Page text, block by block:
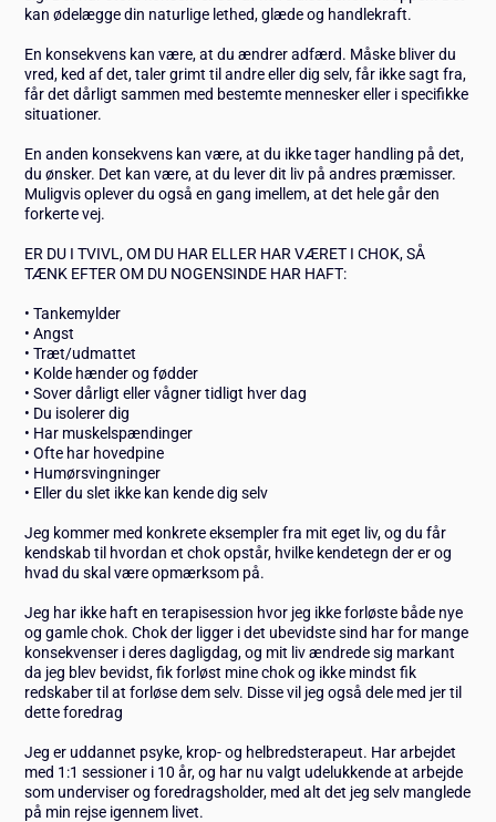
kan ødelægge din naturlige lethed, glæde og handlekraft.
En konsekvens kan være, at du ændrer adfærd. Måske bliver du
vred, ked af det, taler grimt til andre eller dig selv, får ikke sagt fra,
får det dårligt sammen med bestemte mennesker eller i specifikke
situationer.
En anden konsekvens kan være, at du ikke tager handling på det,
du ønsker. Det kan være, at du lever dit liv på andres præmisser.
Muligvis oplever du også en gang imellem, at det hele går den
forkerte vej.
ER DU I TVIVL, OM DU HAR ELLER HAR VÆRET I CHOK, SÅ
TÆNK EFTER OM DU NOGENSINDE HAR HAFT:
• Tankemylder
• Angst
• Træt/udmattet
• Kolde hænder og fødder
• Sover dårligt eller vågner tidligt hver dag
• Du isolerer dig
• Har muskelspændinger
• Ofte har hovedpine
• Humørsvingninger
• Eller du slet ikke kan kende dig selv
Jeg kommer med konkrete eksempler fra mit eget liv, og du får
kendskab til hvordan et chok opstår, hvilke kendetegn der er og
hvad du skal være opmærksom på.
Jeg har ikke haft en terapisession hvor jeg ikke forløste både nye
og gamle chok. Chok der ligger i det ubevidste sind har for mange
konsekvenser i deres dagligdag, og mit liv ændrede sig markant
da jeg blev bevidst, fik forløst mine chok og ikke mindst fik
redskaber til at forløse dem selv. Disse vil jeg også dele med jer til
dette foredrag
Jeg er uddannet psyke, krop- og helbredsterapeut. Har arbejdet
med 1:1 sessioner i 10 år, og har nu valgt udelukkende at arbejde
som underviser og foredragsholder, med alt det jeg selv manglede
på min rejse igennem livet.